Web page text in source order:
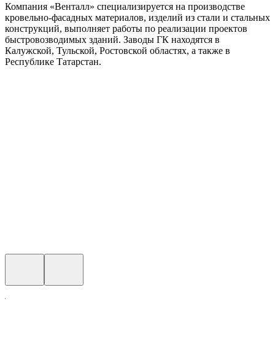
Компания «Венталл» специализируется на производстве
кровельно-фасадных материалов, изделий из стали и стальных
конструкций, выполняет работы по реализации проектов
быстровозводимых зданий. Заводы ГК находятся в
Калужской, Тульской, Ростовской областях, а также в
Республике Татарстан.